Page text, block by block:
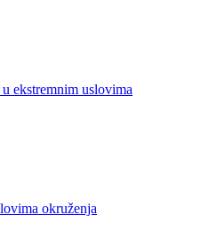
ekstremnim uslovima
okruženja